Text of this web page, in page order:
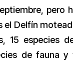
pero
el Delfín
15 especies
de fauna